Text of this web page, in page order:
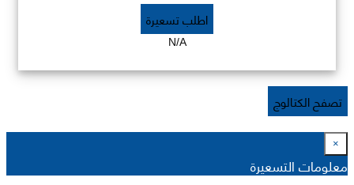
اطلب تسعيرة
N/A
تصفح الكتالوج
×
معلومات التسعيرة